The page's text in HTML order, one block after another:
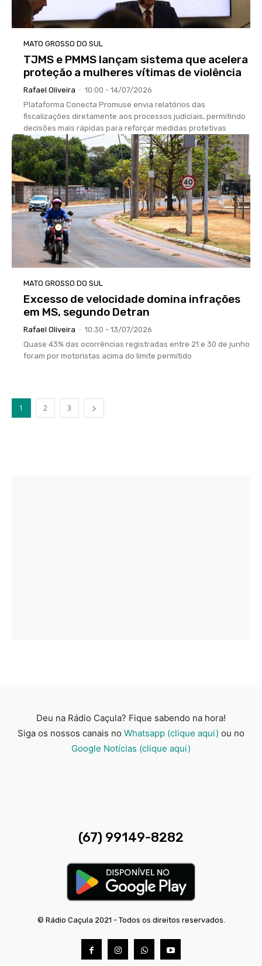
MATO GROSSO DO SUL
TJMS e PMMS lançam sistema que acelera
proteção a mulheres vítimas de violência
Rafael Oliveira - 10:00 - 14/07/2026
Plataforma Conecta Promuse envia relatórios das
fiscalizações diretamente aos processos judiciais, permitindo
decisões mais rápidas para reforçar medidas protetivas
MATO GROSSO DO SUL
Excesso de velocidade domina infrações
em MS, segundo Detran
Rafael Oliveira - 10:30 - 13/07/2026
Quase 43% das ocorrências registradas entre 21 e 30 de junho
foram por motoristas acima do limite permitido
1 2 3
Deu na Rádio Caçula? Fique sabendo na hora!
Siga os nossos canais no Whatsapp (clique aqui) ou no
Google Notícias (clique aqui)
(67) 99149-8282
© Rádio Caçula 2021 - Todos os direitos reservados.